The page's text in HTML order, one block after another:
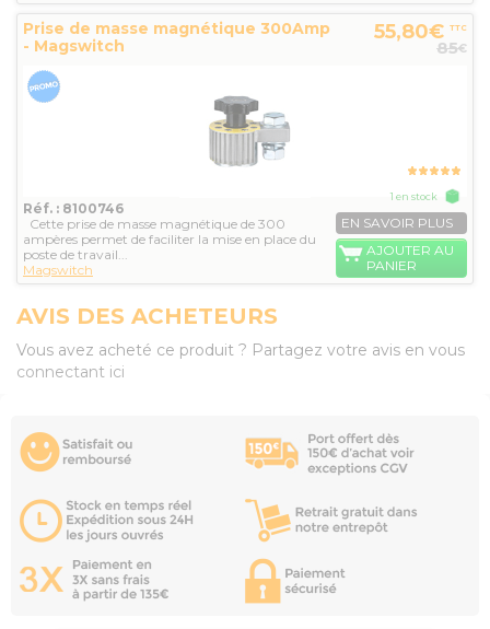
Prise de masse magnétique 300Amp
- Magswitch
55,80€ TTC
85€
Réf. : 8100746
Cette prise de masse magnétique de 300
ampères permet de faciliter la mise en place du
poste de travail...
Magswitch
1 en stock
EN SAVOIR PLUS
AJOUTER AU
PANIER
AVIS DES ACHETEURS
Vous avez acheté ce produit ? Partagez votre avis en vous
connectant ici